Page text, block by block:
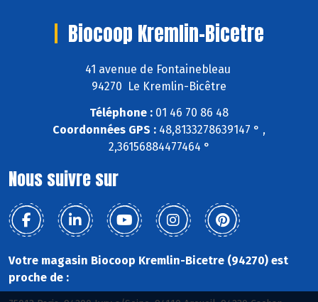
Biocoop Kremlin-Bicetre
41 avenue de Fontainebleau
94270 Le Kremlin-Bicêtre
Téléphone : 01 46 70 86 48
Coordonnées GPS : 48,8133278639147 ° ,
2,36156884477464 °
Nous suivre sur
Votre magasin Biocoop Kremlin-Bicetre (94270) est
proche de :